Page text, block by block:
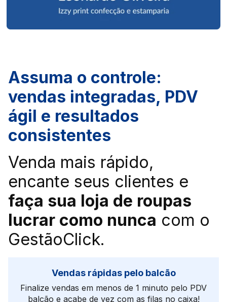
Assuma o controle:
vendas integradas, PDV
ágil e resultados
consistentes
Venda mais rápido,
encante seus clientes e
faça sua loja de roupas
lucrar como nunca com o
GestãoClick.
Vendas rápidas pelo balcão
Finalize vendas em menos de 1 minuto pelo PDV
balcão e acabe de vez com as filas no caixa!